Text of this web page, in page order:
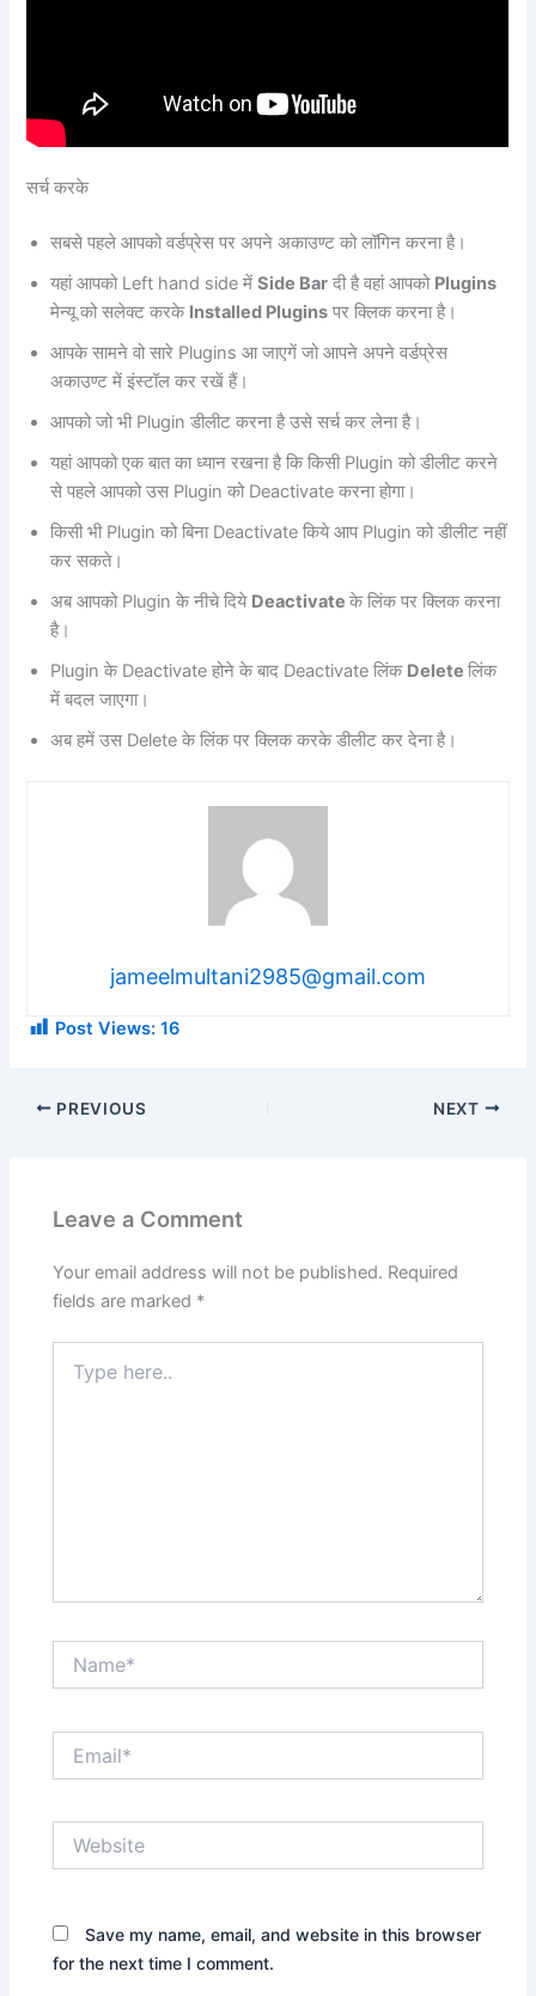
सर्च करके
सबसे पहले आपको वर्डप्रेस पर अपने अकाउण्ट को लॉगिन करना है।
यहां आपको Left hand side मेंSide Bar दी है वहां आपको Plugins
मेन्यू को सलेक्ट करके Installed Plugins पर क्लिक करना है।
आपके सामने वो सारे Plugins आ जाएगें जो आपने अपने वर्डप्रेस
अकाउण्ट में इंस्टॉल कर रखें हैं।
आपको जो भी Plugin डीलीट करना है उसे सर्च कर लेना है।
यहां आपको एक बात का ध्यान रखना है कि किसी Plugin को डीलीट करने
से पहले आपको उस Plugin को Deactivate करना होगा।
किसी भी Plugin को बिना Deactivate किये आप Plugin को डीलीट नहीं
कर सकते।
अब आपको Plugin के नीचे दिये Deactivateके लिंक पर क्लिक करना
है।
Plugin के Deactivate होने के बाद Deactivate लिंक Deleteलिंक
में बदल जाएगा।
अब हमें उस Delete के लिंक पर क्लिक करके डीलीट कर देना है।
jameelmultani2985@gmail.com
Post Views: 16
PREVIOUS NEXT
Leave a Comment
Your email address will not be published. Required
fields are marked *
here..
Save my name, email, and website in this browser
for the next time I comment.